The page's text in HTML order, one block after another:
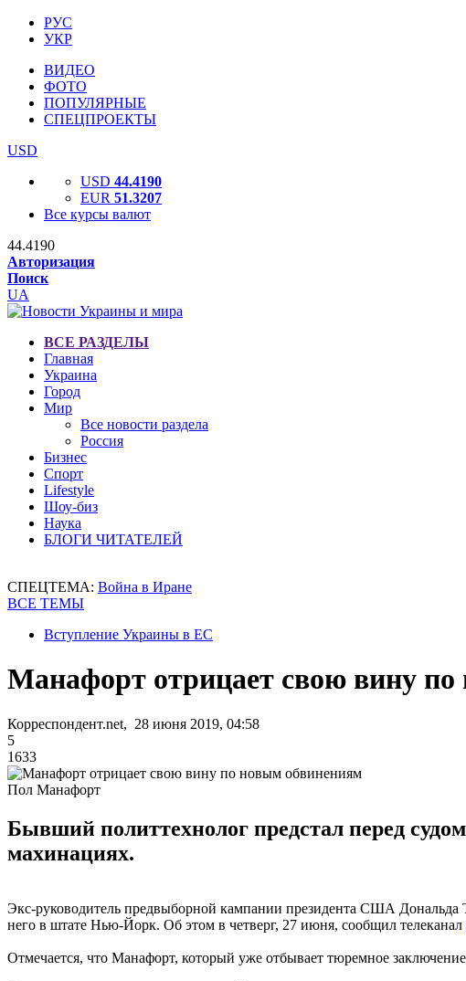
РУС
УКР
ВИДЕО
ФОТО
ПОПУЛЯРНЫЕ
СПЕЦПРОЕКТЫ
USD
USD 44.4190
EUR 51.3207
Все курсы валют
44.4190
Авторизация
Поиск
UA
ВСЕ РАЗДЕЛЫ
Главная
Украина
Город
Мир
Все новости раздела
Россия
Бизнес
Спорт
Lifestyle
Шоу-биз
Наука
БЛОГИ ЧИТАТЕЛЕЙ
СПЕЦТЕМА: Война в Иране
ВСЕ ТЕМЫ
Вступление Украины в ЕС
Манафорт отрицает свою вину
Корреспондент.net, 28 июня 2019, 04:58
5
1633
Пол Манафорт
Бывший политтехнолог предстал перед
махинациях.
Экс-руководитель предвыборной кампании президента США
него в штате Нью-Йорк. Об этом в четверг, 27 июня, сообщил телеканал
Отмечается, что Манафорт, который уже отбывает тюремное